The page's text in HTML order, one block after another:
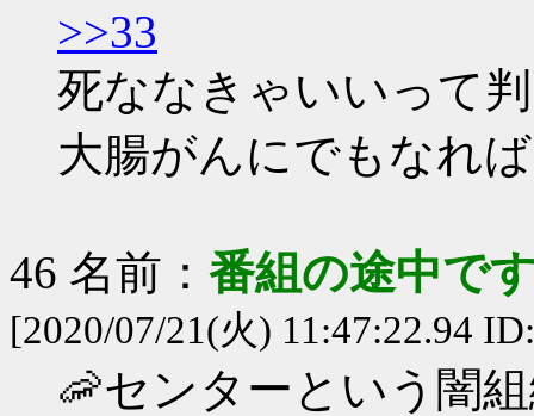
>>33
死ななきゃいいって
大腸がんにでもなれ
46 名前： 番組の途中で
[2020/07/21(火) 11:47:22.94
🦐センターという闇